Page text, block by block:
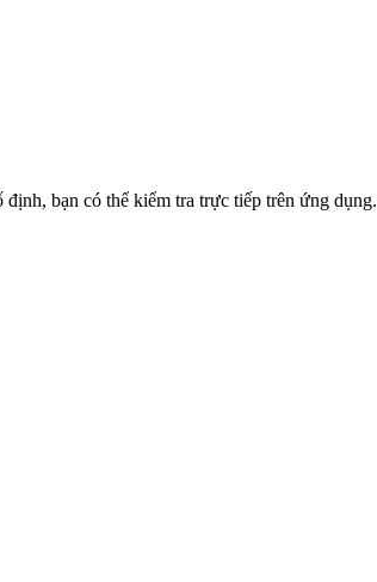
bạn có thể kiểm tra trực tiếp trên ứng dụng.